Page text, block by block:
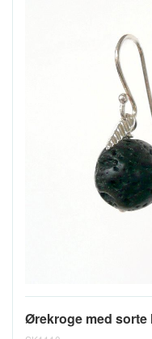
Ørekroge med sorte